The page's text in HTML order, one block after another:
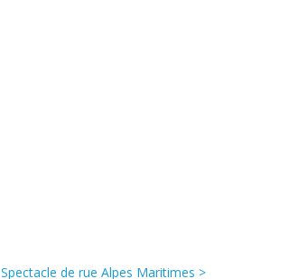
Spectacle de rue Alpes Maritimes >